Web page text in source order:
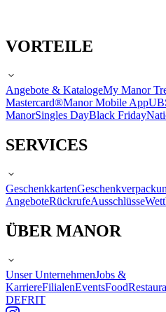
VORTEILE
Angebote & KatalogeMy Manor
Mastercard®Manor Mobile App
ManorSingles DayBlack Friday
SERVICES
Geschenkkarten
AngeboteRückrufeAusschlüsse
ÜBER MANOR
Unser UnternehmenJobs &
KarriereFilialenEventsFood
DEFRIT